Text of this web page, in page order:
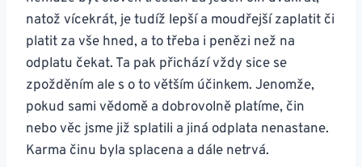
natož vícekrát, je tudíž lepší a moudřejší zaplatit či
platit za vše hned, a to třeba i penězi než na
odplatu čekat. Ta pak přichází vždy sice se
zpožděním ale s o to větším účinkem. Jenomže,
pokud sami vědomě a dobrovolně platíme, čin
nebo věc jsme již splatili a jiná odplata nenastane.
Karma činu byla splacena a dále netrvá.